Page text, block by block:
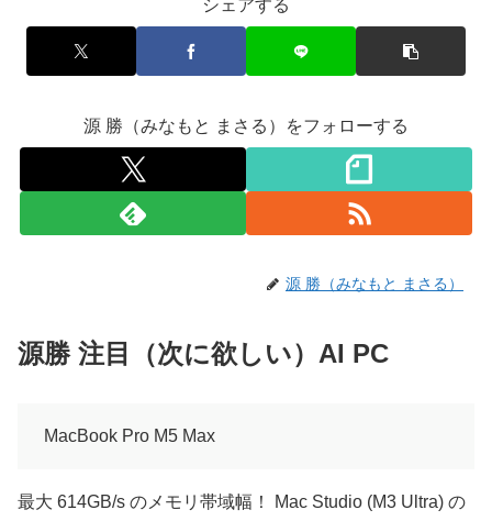
シェアする
源 勝（みなもと まさる）をフォローする
源 勝（みなもと まさる）
源勝 注目（次に欲しい）AI PC
MacBook Pro M5 Max
最大 614GB/s のメモリ帯域幅！ Mac Studio (M3 Ultra) の